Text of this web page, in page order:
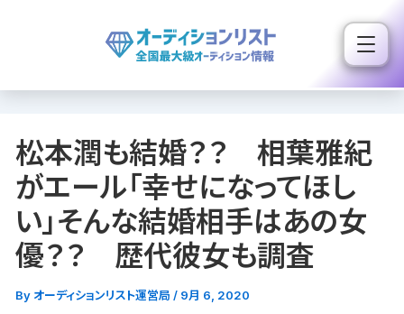
ス
松本潤も結婚？？ 相葉雅紀
がエール「幸せになってほし
い」そんな結婚相手はあの女
優？？ 歴代彼女も調査
By オーディションリスト運営局 / 9月 6, 2020